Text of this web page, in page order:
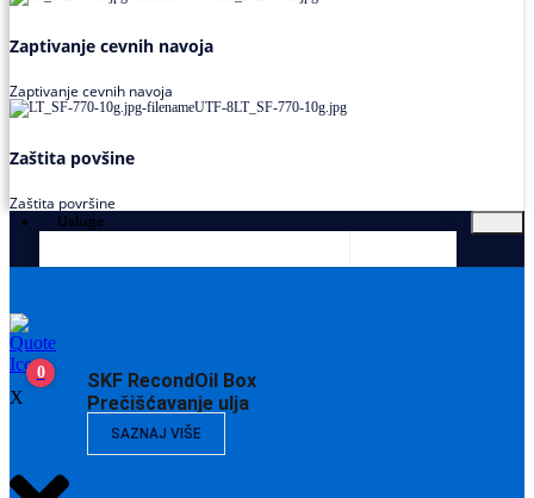
Zaptivanje cevnih navoja
Zaptivanje cevnih navoja
Zaštita povšine
Zaštita površine
Usluge
SKF RecondOil Box
Prečišćavanje ulja
SAZNAJ VIŠE
0
X